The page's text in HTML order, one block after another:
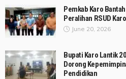
Pemkab Karo
Peralihan RSUD
June 20, 2026
Bupati Karo Lantik
Dorong
Pendidikan